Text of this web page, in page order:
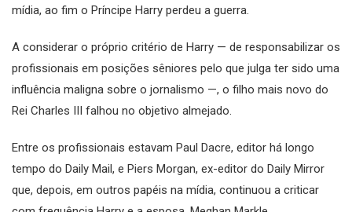
mídia, ao fim o Príncipe Harry perdeu a guerra.
A considerar o próprio critério de Harry — de responsabilizar os
profissionais em posições sêniores pelo que julga ter sido uma
influência maligna sobre o jornalismo —, o filho mais novo do
Rei Charles III falhou no objetivo almejado.
Entre os profissionais estavam Paul Dacre, editor há longo
tempo do Daily Mail, e Piers Morgan, ex-editor do Daily Mirror
que, depois, em outros papéis na mídia, continuou a criticar